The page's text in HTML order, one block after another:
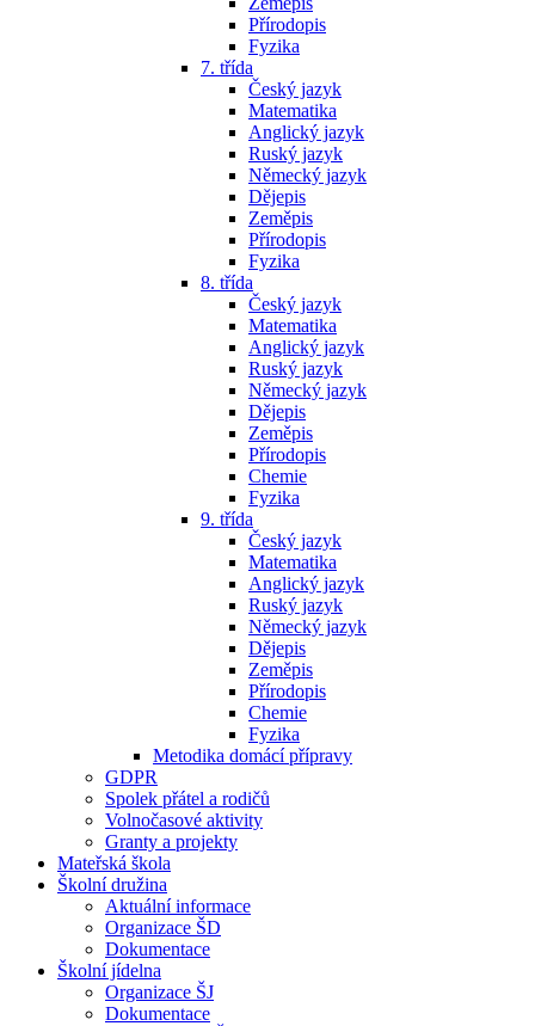
Přírodopis
Fyzika
7. třída
Český jazyk
Matematika
Anglický jazyk
Ruský jazyk
Německý jazyk
Dějepis
Zeměpis
Přírodopis
Fyzika
8. třída
Český jazyk
Matematika
Anglický jazyk
Ruský jazyk
Německý jazyk
Dějepis
Zeměpis
Přírodopis
Chemie
Fyzika
9. třída
Český jazyk
Matematika
Anglický jazyk
Ruský jazyk
Německý jazyk
Dějepis
Zeměpis
Přírodopis
Chemie
Fyzika
Metodika domácí přípravy
GDPR
Spolek přátel a rodičů
Volnočasové aktivity
Granty a projekty
Mateřská škola
Školní družina
Aktuální informace
Organizace ŠD
Dokumentace
Školní jídelna
Organizace ŠJ
Dokumentace